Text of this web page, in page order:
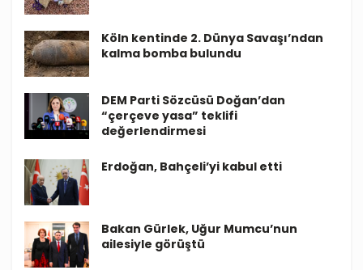
Köln kentinde 2. Dünya Savaşı’ndan
kalma bomba bulundu
DEM Parti Sözcüsü Doğan’dan
“çerçeve yasa” teklifi
değerlendirmesi
Erdoğan, Bahçeli’yi kabul etti
Bakan Gürlek, Uğur Mumcu’nun
ailesiyle görüştü